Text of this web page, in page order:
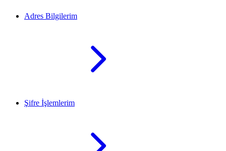
Adres Bilgilerim
Şifre İşlemlerim